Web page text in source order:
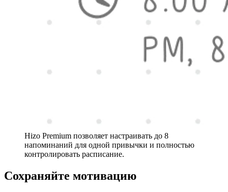
Hizo Premium позволяет настраивать до 8
напоминаний для одной привычки и полностью
контролировать расписание.
Сохраняйте мотивацию